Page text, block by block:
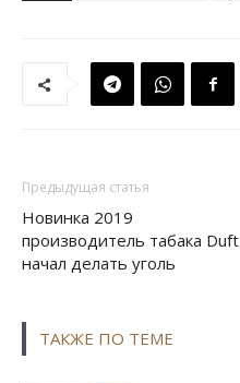
Предыдущая статья
Новинка 2019
производитель табака Duft
начал делать уголь
ТАКЖЕ ПО ТЕМЕ